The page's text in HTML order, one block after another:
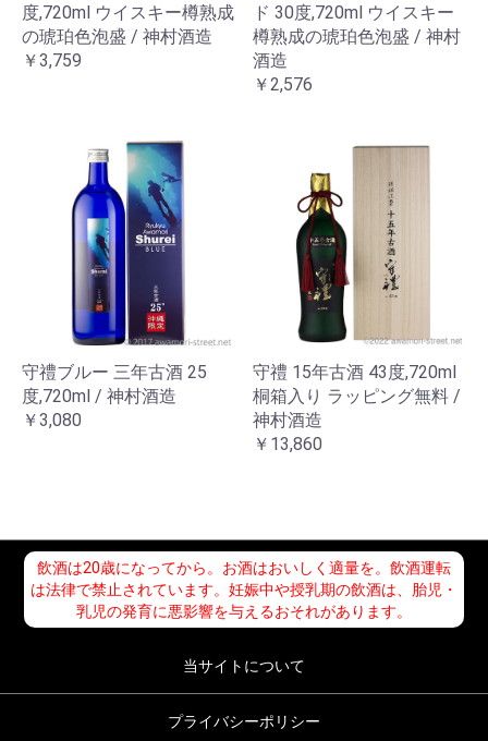
度,720ml ウイスキー樽熟成
の琥珀色泡盛 / 神村酒造
￥3,759
ド 30度,720ml ウイスキー
樽熟成の琥珀色泡盛 / 神村
酒造
￥2,576
守禮ブルー 三年古酒 25
度,720ml / 神村酒造
￥3,080
守禮 15年古酒 43度,720ml
桐箱入り ラッピング無料 /
神村酒造
￥13,860
飲酒は20歳になってから。お酒はおいしく適量を。飲酒運転
は法律で禁止されています。妊娠中や授乳期の飲酒は、胎児・
乳児の発育に悪影響を与えるおそれがあります。
当サイトについて
プライバシーポリシー